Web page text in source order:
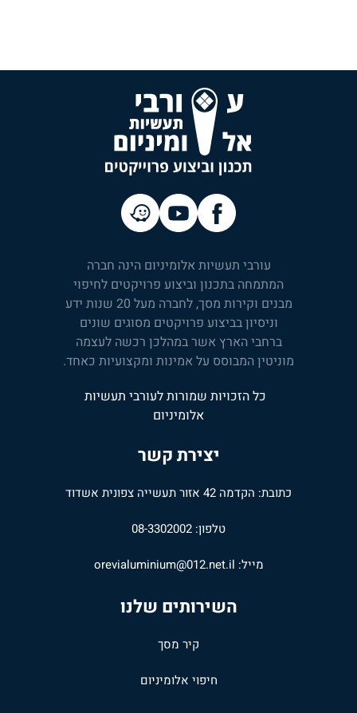
עורבי תעשיות אלומיניום הינה חברה
המתמחה בתכנון וביצוע פרויקטים לחיפוי
מבנים וקירות מסך, לחברה מעל 20 שנות ידע
וניסיון בביצוע פרויקטים מסוגים שונים
ברחבי הארץ אשר במהלכן רכשה לעצמה
מוניטין המבוסס על אמינות ומקצועיות כאחד.
כל הזכויות שמורות לעורבי תעשיות
אלומיניום
יצירת קשר
כתובת: הקדמה 42 אזור תעשייה צפונית אשדוד
טלפון: 08-3302002
מייל: orevialuminium@012.net.il
השירותים שלנו
קיר מסך
חיפוי אלומיניום